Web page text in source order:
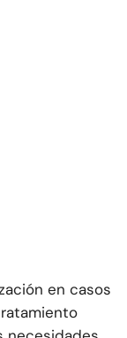
en casos